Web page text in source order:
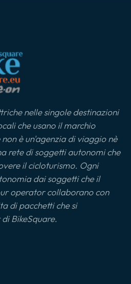
nelle singole destinazioni
che usano il marchio
è un'agenzia di viaggio nè
rete di soggetti autonomi che
il cicloturismo. Ogni
dai soggetti che il
operator collaborano con
di pacchetti che si
BikeSquare.